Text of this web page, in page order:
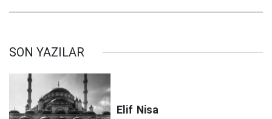
SON YAZILAR
Elif Nisa